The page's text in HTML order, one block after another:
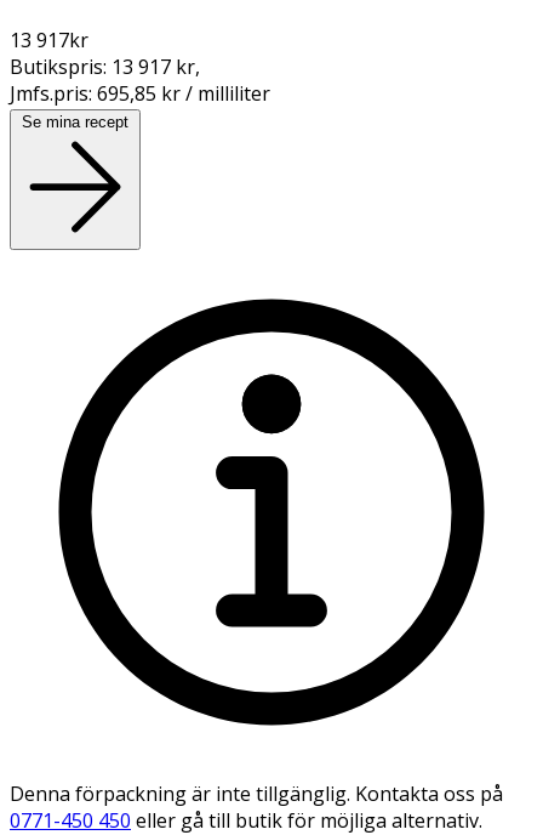
13 917kr
Butikspris: 13 917 kr,
Jmfs.pris: 695,85 kr / milliliter
Se mina recept
Denna förpackning är inte tillgänglig. Kontakta oss på
0771-450 450 eller gå till butik för möjliga alternativ.